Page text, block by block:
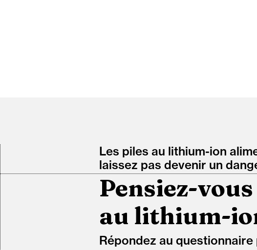
Les piles au lithium-ion
laissez pas devenir un
Pensiez-
au lithium-
Répondez au